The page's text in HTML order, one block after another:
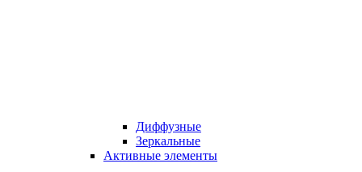
Диффузные
Зеркальные
Активные элементы